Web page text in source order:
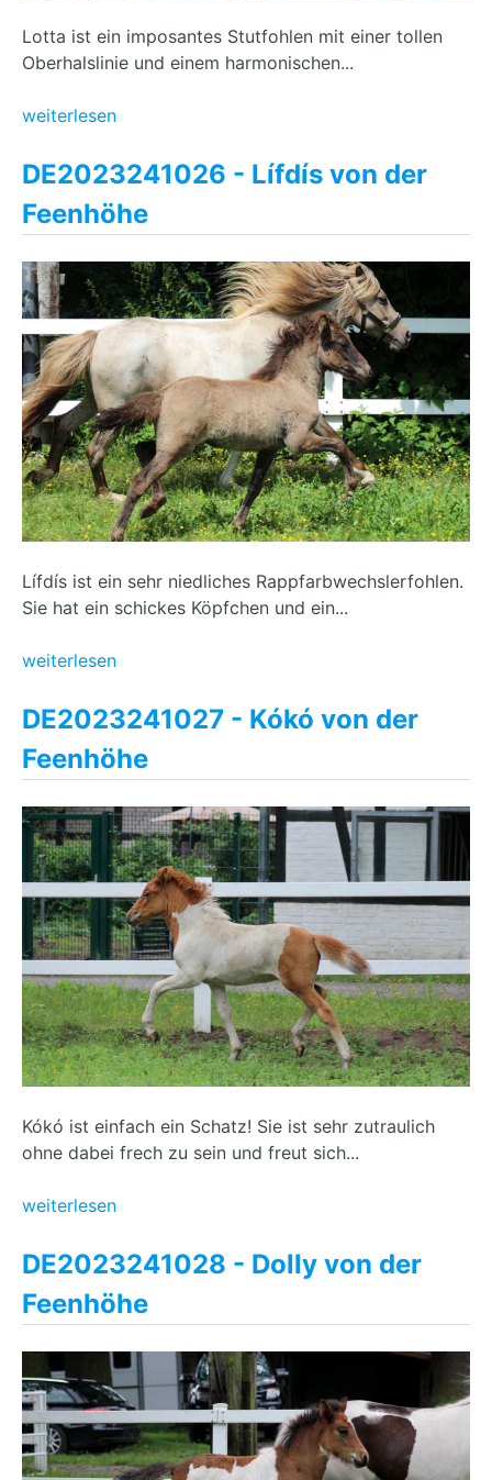
Lotta ist ein imposantes Stutfohlen mit einer tollen
Oberhalslinie und einem harmonischen...
weiterlesen
DE2023241026 - Lífdís von der
Feenhöhe
Lífdís ist ein sehr niedliches Rappfarbwechslerfohlen.
Sie hat ein schickes Köpfchen und ein...
weiterlesen
DE2023241027 - Kókó von der
Feenhöhe
Kókó ist einfach ein Schatz! Sie ist sehr zutraulich
ohne dabei frech zu sein und freut sich...
weiterlesen
DE2023241028 - Dolly von der
Feenhöhe